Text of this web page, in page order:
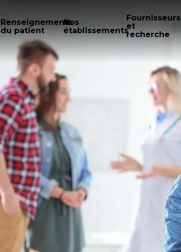
Renseignements
du patient
Nos
établissements
Fournisseurs
et
recherche